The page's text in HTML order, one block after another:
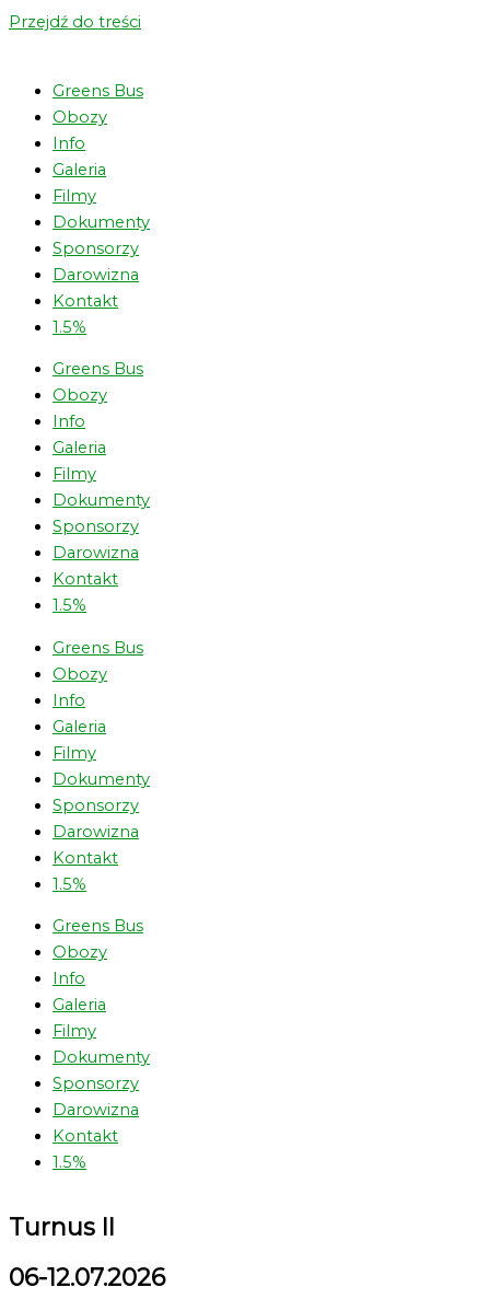
Przejdź do treści
Greens Bus
Obozy
Info
Galeria
Filmy
Dokumenty
Sponsorzy
Darowizna
Kontakt
1.5%
Greens Bus
Obozy
Info
Galeria
Filmy
Dokumenty
Sponsorzy
Darowizna
Kontakt
1.5%
Greens Bus
Obozy
Info
Galeria
Filmy
Dokumenty
Sponsorzy
Darowizna
Kontakt
1.5%
Greens Bus
Obozy
Info
Galeria
Filmy
Dokumenty
Sponsorzy
Darowizna
Kontakt
1.5%
Turnus II
06-12.07.2026